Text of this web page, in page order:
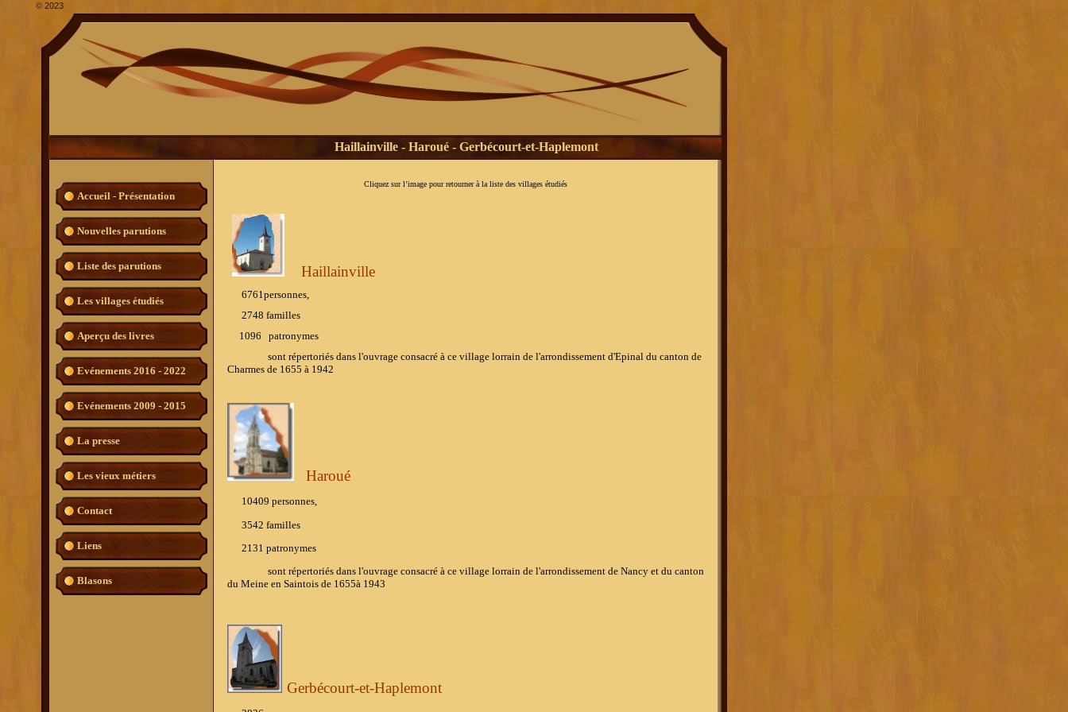
Accueil - Présentation
Nouvelles parutions
Liste des parutions
Les villages étudiés
Aperçu des livres
Evénements 2016 - 2022
Evénements 2009 - 2015
La presse
Les vieux métiers
Contact
Liens
Blasons
Cliquez sur l’image pour retourner à la liste des villages étudiés
Haillainville
6761personnes,
2748 familles
1096 patronymes
sont répertoriés dans l'ouvrage consacré à ce village lorrain de l'arrondissement d'Epinal du canton de
Charmes de 1655 à 1942
Haroué
10409 personnes,
3542 familles
2131 patronymes
sont répertoriés dans l'ouvrage consacré à ce village lorrain de l'arrondissement de Nancy et du canton
du Meine en Saintois de 1655à 1943
Gerbécourt-et-Haplemont
Haillainville - Haroué - Gerbécourt-et-Haplemont
© 2023